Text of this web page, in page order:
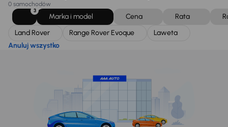
0 samochodów
3
Marka i model Cena Rata
Land Rover
Range Rover Evoque
Laweta
Anuluj wszystko